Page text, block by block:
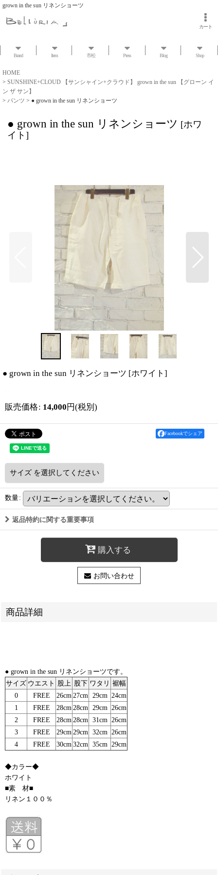
grown in the sun リネンショーツ
カート
Brand Item 市松 Press Blog Shop
HOME
> SUNSHINE+CLOUD 【サンシャイン+クラウド】 grown in the sun 【グローン イ
ン ザ サン】
> パンツ > ● grown in the sun リネンショーツ
● grown in the sun リネンショーツ [ホワ
イト]
● grown in the sun リネンショーツ [ホワイト ]
販売価格: 14,000 円(税別)
Facebookでシェア
サイズ を選択してください
数量:
返品特約に関する重要事項
購入する
お問い合わせ
商品詳細
● grown in the sun リネンショーツです。
サイズ ウエスト 股上 股下 ワタリ 裾幅
0
FREE 26cm 27cm 29cm
24cm
1
FREE 28cm 28cm 29cm
26cm
2
FREE 28cm 28cm 31cm
26cm
3
FREE 29cm 29cm 32cm
26cm
4
FREE 30cm 32cm 35cm 29cm
◆カラー◆
ホワイト
■素 材■
リネン１００％